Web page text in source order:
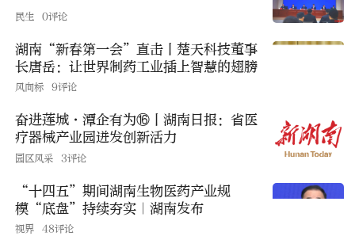
民生 0评论
湖南“新春第一会”直击丨楚天科技董事
长唐岳：让世界制药工业插上智慧的翅膀
风向标 9评论
奋进莲城·潭企有为⑯丨湖南日报：省医
疗器械产业园迸发创新活力
园区风采 3评论
“十四五”期间湖南生物医药产业规
模“底盘”持续夯实｜湖南发布
视界 48评论